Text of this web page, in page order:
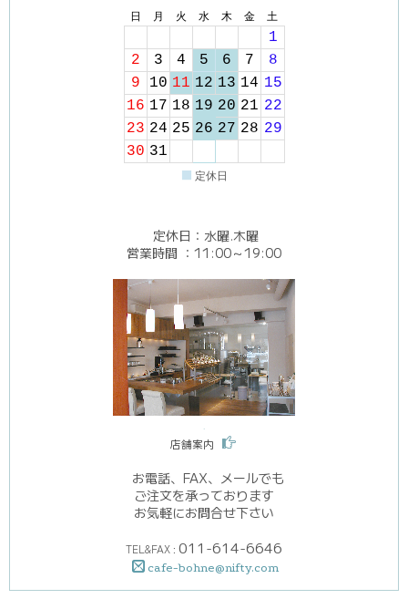
日 月 火 水 木 金 土
1
2
3 4 5 6 7
8
9
10 11 12 13 14 15
16 17 18 19 20 21 22
23 24 25 26 27 28 29
30 31
■ 定休日
定休日：水曜.木曜
営業時間 ：11:00～19:00
.
店舗案内
お電話、FAX、メールでも
ご注文を承っております
お気軽にお問合せ下さい
TEL&FAX : 011-614-6646
cafe-bohne@nifty.com